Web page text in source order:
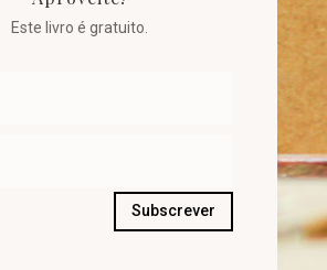
Este livro é gratuito.
Subscrever